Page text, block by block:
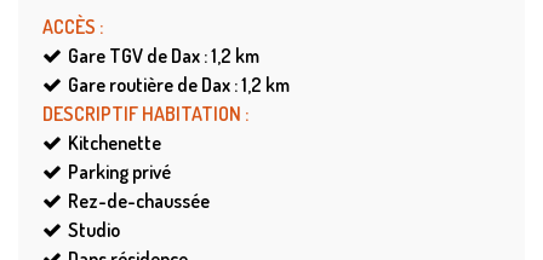
ACCÈS :
Gare TGV de Dax : 1,2 km
Gare routière de Dax : 1,2 km
DESCRIPTIF HABITATION :
Kitchenette
Parking privé
Rez-de-chaussée
Studio